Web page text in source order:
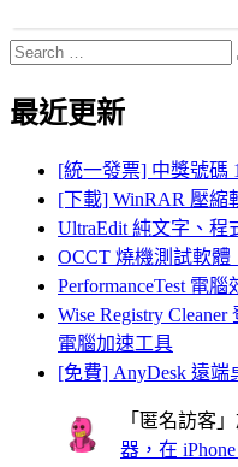
Search
for:
最近更新
[統一發票] 中獎號碼
[下載] WinRAR 壓縮
UltraEdit 純文字、程
OCCT 燒機測試軟體
PerformanceTest 電
Wise Registry
電腦加速工具
[免費] AnyDesk 遠端
「 匿名訪客
器，在